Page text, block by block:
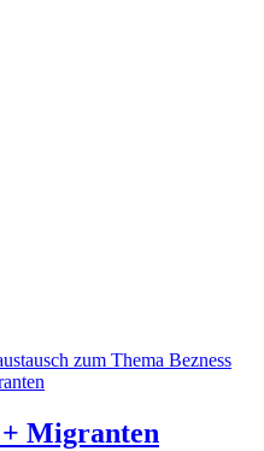
zum Thema Bezness
+ Migranten